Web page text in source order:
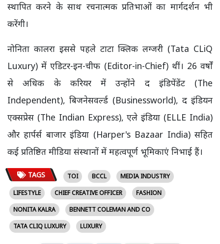
स्थापित करने के साथ रचनात्मक प्रतिभाओं का मार्गदर्शन भी
करेंगी।
नोनिता कालरा इससे पहले टाटा क्लिक लग्जरी (Tata CLiQ
Luxury) में एडिटर-इन-चीफ (Editor-in-Chief) थीं। 26 वर्षों
से अधिक के करियर में उन्होंने द इंडिपेंडेंट (The
Independent), बिजनेसवर्ल्ड (Businessworld), द इंडियन
एक्सप्रेस (The Indian Express), एले इंडिया (ELLE India)
और हार्पर्स बाजार इंडिया (Harper's Bazaar India) सहित
कई प्रतिष्ठित मीडिया संस्थानों में महत्वपूर्ण भूमिकाएं निभाई हैं।
TAGS TOI BCCL
MEDIA INDUSTRY
LIFESTYLE
CHIEF CREATIVE OFFICER
FASHION
NONITA KALRA
BENNETT COLEMAN AND CO
TATA CLIQ LUXURY
LUXURY